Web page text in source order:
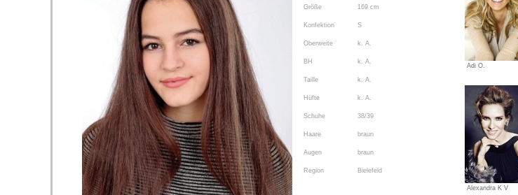
Größe 169 cm
Konfektion S
Oberweite k. A.
BH k. A.
Taille k. A.
Hüfte k. A.
Schuhe 38/39
Haare braun
Augen braun
Region Bielefeld
Adi O.
Alexandra K V